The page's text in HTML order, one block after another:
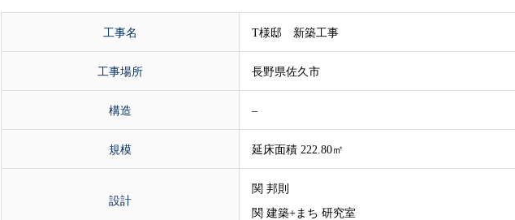
工事名 T様邸 新築工事
工事場所 長野県佐久市
構造 –
規模 延床面積 222.80㎡
設計
関 邦則
関 建築+まち 研究室